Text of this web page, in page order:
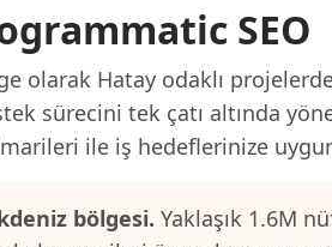
SEO
olarak Hatay odaklı
sürecini tek çatı altında
ile iş hedeflerinize
bölgesi. Yaklaşık 1.6M